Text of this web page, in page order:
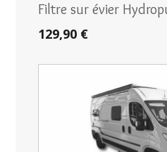
Filtre sur évier
129,90 €